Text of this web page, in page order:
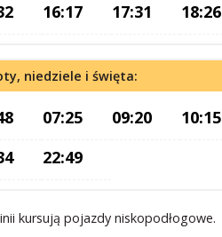
16:17 17:31 18:26
niedziele i święta:
07:25 09:20 10:15
22:49
kursują pojazdy niskopodłogowe.